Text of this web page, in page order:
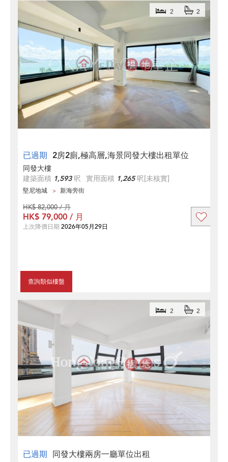
已過期 2房2廁,極高層,海景同發大樓出租單位
2 2
同發大樓
建築面積 1,593呎 實用面積 1,265呎[未核實]
堅尼地城 新海旁街
查詢類似樓盤
HK$ 82,000 / 月
HK$ 79,000 / 月
上次降價日期 2026年05月29日
已過期 同發大樓兩房一廳單位出租
2 2